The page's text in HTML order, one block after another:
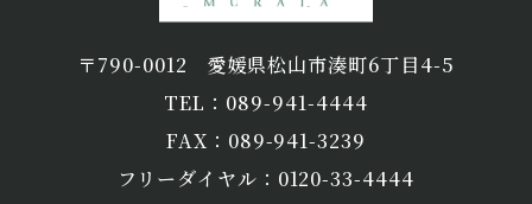
〒790-0012 愛媛県松山市湊町6丁目4-5
TEL：089-941-4444
FAX：089-941-3239
フリーダイヤル：0120-33-4444